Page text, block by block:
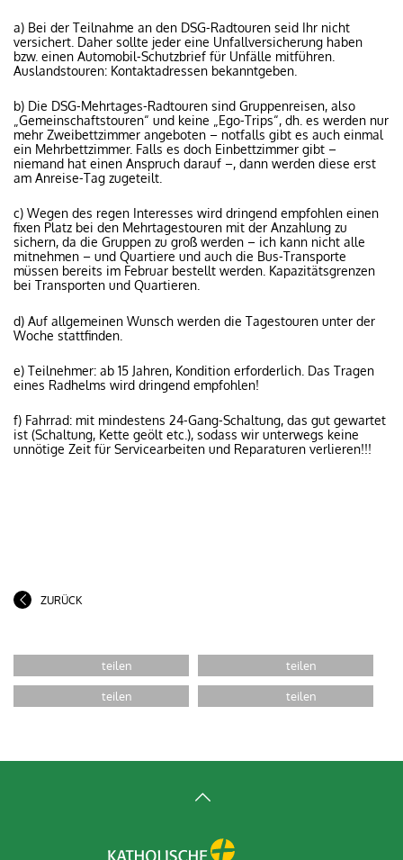
a) Bei der Teilnahme an den DSG-Radtouren seid Ihr nicht
versichert. Daher sollte jeder eine Unfallversicherung haben
bzw. einen Automobil-Schutzbrief für Unfälle mitführen.
Auslandstouren: Kontaktadressen bekanntgeben.
b) Die DSG-Mehrtages-Radtouren sind Gruppenreisen, also
„Gemeinschaftstouren“ und keine „Ego-Trips“, dh. es werden nur
mehr Zweibettzimmer angeboten – notfalls gibt es auch einmal
ein Mehrbettzimmer. Falls es doch Einbettzimmer gibt –
niemand hat einen Anspruch darauf –, dann werden diese erst
am Anreise-Tag zugeteilt.
c) Wegen des regen Interesses wird dringend empfohlen einen
fixen Platz bei den Mehrtagestouren mit der Anzahlung zu
sichern, da die Gruppen zu groß werden – ich kann nicht alle
mitnehmen – und Quartiere und auch die Bus-Transporte
müssen bereits im Februar bestellt werden. Kapazitätsgrenzen
bei Transporten und Quartieren.
d) Auf allgemeinen Wunsch werden die Tagestouren unter der
Woche stattfinden.
e) Teilnehmer: ab 15 Jahren, Kondition erforderlich. Das Tragen
eines Radhelms wird dringend empfohlen!
f) Fahrrad: mit mindestens 24-Gang-Schaltung, das gut gewartet
ist (Schaltung, Kette geölt etc.), sodass wir unterwegs keine
unnötige Zeit für Servicearbeiten und Reparaturen verlieren!!!
ZURÜCK